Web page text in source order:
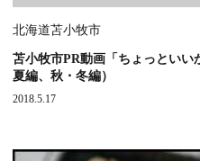
北海道苫小牧市
苫小牧市PR動画「ちょっといい
夏編、秋・冬編）
2018.5.17